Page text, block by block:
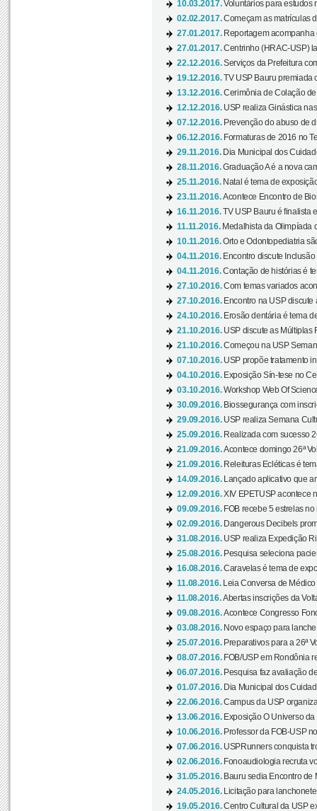
10.03.2017.Voluntários para estudos
02.02.2017.Começam as matrículas
27.01.2017. Reportagem
27.01.2017.Centrinho (HRAC-USP)
22.12.2016.Serviços da Prefeitura
19.12.2016.TV USP Bauru premiada
13.12.2016.Cerimônia de Colação
12.12.2016. USP realiza Ginástica
07.12.2016. Prevenção do abuso de
06.12.2016. Formaturas de 2016 no
29.11.2016. Dia Municipal dos
28.11.2016.Graduação A é a nova
25.11.2016. Natal é tema de
23.11.2016.Acontece Encontro de
16.11.2016.TV USP Bauru é finalista
11.11.2016. Medalhista da Olimpíada
10.11.2016.Orto e Odontopediatria
04.11.2016. Encontro discute
04.11.2016.Contação de histórias é
27.10.2016.Com temas variados
27.10.2016. Encontro na USP discute
24.10.2016. Erosão dentária é tema
21.10.2016. USP discute as Múltiplas
21.10.2016.Começou na USP
07.10.2016. USP propõe tratamento
04.10.2016. Exposição Sín-tese no
03.10.2016.Workshop Web Of
30.09.2016. Biossegurança com
29.09.2016. USP realiza Semana
25.09.2016. Realizada com sucesso
21.09.2016.Acontece domingo 26ª
21.09.2016. Releituras Ecléticas é
14.09.2016.
Lançado aplicativo que
12.09.2016.XIV EPETUSP acontece
09.09.2016. FOB recebe 5 estrelas
02.09.2016. Dangerous Decibels
31.08.2016. USP realiza Expedição
25.08.2016. Pesquisa seleciona
16.08.2016.Caravelas é tema de
11.08.2016.
Leia Conversa de
11.08.2016.Abertas inscrições da
09.08.2016.Acontece Congresso
03.08.2016. Novo espaço para
25.07.2016. Preparativos para a 26ª
08.07.2016. FOB/USP em Rondônia
06.07.2016. Pesquisa faz avaliação
01.07.2016. Dia Municipal dos
22.06.2016.Campus da USP
13.06.2016. Exposição O Universo
10.06.2016. Professor da FOB-USP
07.06.2016. USPRunners conquista
02.06.2016. Fonoaudiologia recruta
31.05.2016. Bauru sedia Encontro de
24.05.2016.
Licitação para
19.05.2016.Centro Cultural da USP